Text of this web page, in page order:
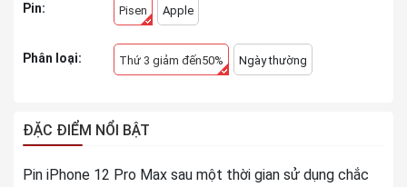
Pin: Pisen Apple
Phân loại: Thứ 3 giảm đến50% Ngày thường
ĐẶC ĐIỂM NỔI BẬT
Pin iPhone 12 Pro Max sau một thời gian sử dụng chắc